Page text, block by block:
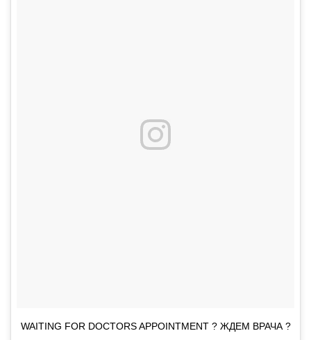
WAITING FOR DOCTORS APPOINTMENT ? ЖДЕМ ВРАЧА ?